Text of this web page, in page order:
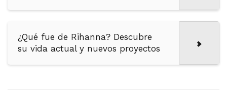
¿Qué fue de Rihanna? Descubre
su vida actual y nuevos proyectos